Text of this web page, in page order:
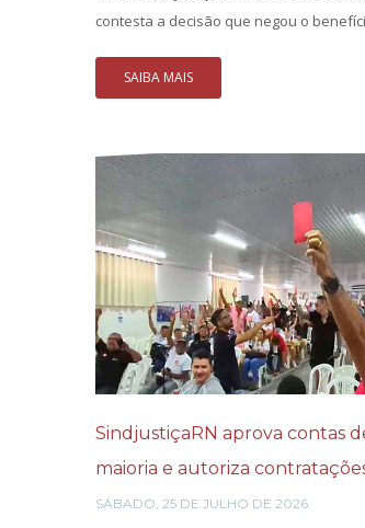
contesta a decisão que negou o
SAIBA MAIS
SindjustiçaRN aprova contas
maioria e autoriza
SÁBADO, 25 DE JULHO DE 2026.